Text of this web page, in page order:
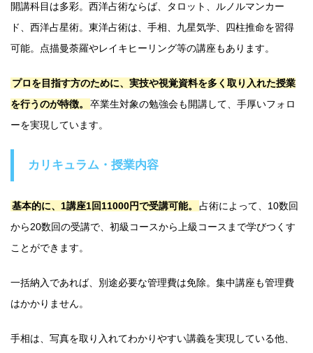
開講科目は多彩。西洋占術ならば、タロット、ルノルマンカー
ド、西洋占星術。東洋占術は、手相、九星気学、四柱推命を習得
可能。点描曼荼羅やレイキヒーリング等の講座もあります。
プロを目指す方のために、実技や視覚資料を多く取り入れた授業
を行うのが特徴。
卒業生対象の勉強会も開講して、手厚いフォロ
ーを実現しています。
カリキュラム・授業内容
基本的に、1講座1回11000円で受講可能。
占術によって、10数回
から20数回の受講で、初級コースから上級コースまで学びつくす
ことができます。
一括納入であれば、別途必要な管理費は免除。集中講座も管理費
はかかりません。
手相は、写真を取り入れてわかりやすい講義を実現している他、